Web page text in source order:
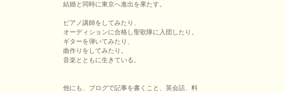
結婚と同時に東京へ進出を果たす。
ピアノ講師をしてみたり、
オーディションに合格し聖歌隊に入団したり。
ギターを弾いてみたり、
曲作りをしてみたり。
音楽とともに生きている。
他にも、ブログで記事を書くこと、英会話、料